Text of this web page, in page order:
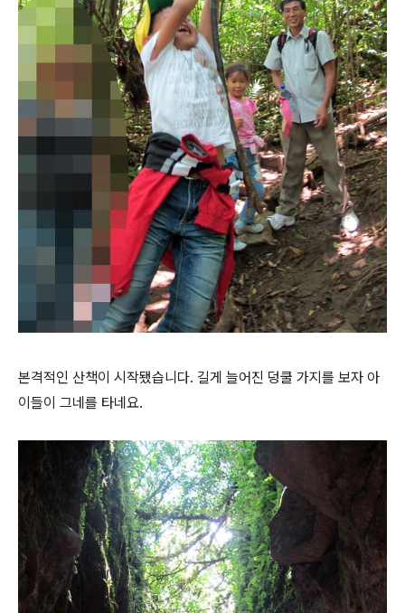
본격적인 산책이 시작됐습니다. 길게 늘어진 덩쿨 가지를 보자 아
이들이 그네를 타네요.